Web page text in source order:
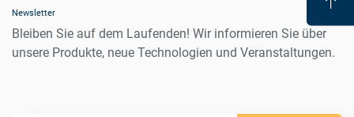
Newsletter
Bleiben Sie auf dem Laufenden! Wir informieren Sie über
unsere Produkte, neue Technologien und Veranstaltungen.